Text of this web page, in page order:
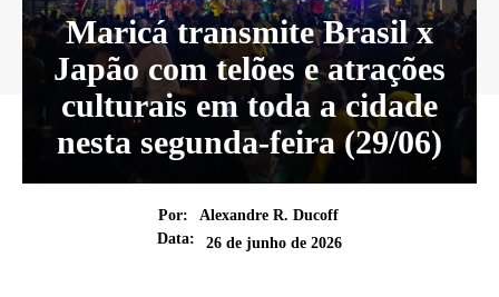
Maricá transmite Brasil x
Japão com telões e atrações
culturais em toda a cidade
nesta segunda-feira (29/06)
Por:
Alexandre R. Ducoff
Data:
26 de junho de 2026